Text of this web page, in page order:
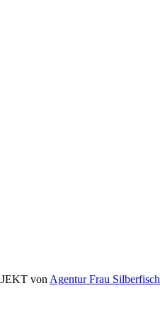
JEKT von Agentur Frau Silberfisch